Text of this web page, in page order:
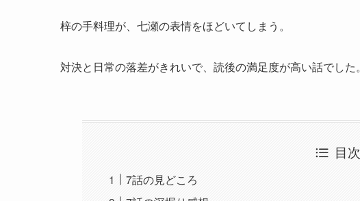
梓の手料理が、七瀬の表情をほどいてしまう。
対決と日常の落差がきれいで、読後の満足度が高い話でした。
目次
7話の見どころ